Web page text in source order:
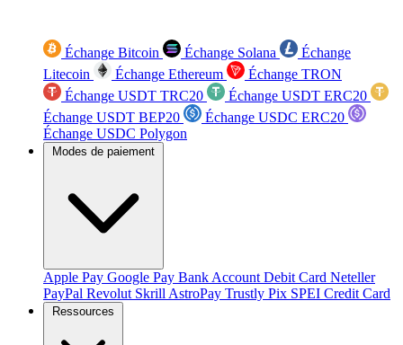
Échange Bitcoin Échange Solana
Échange
Litecoin
Échange Ethereum
Échange TRON
Échange USDT TRC20
Échange USDT ERC20
Échange USDT BEP20
Échange USDC ERC20
Échange USDC Polygon
Modes de paiement
Apple Pay Google Pay Bank Account Debit Card Neteller
PayPal Revolut Skrill AstroPay Trustly Pix SPEI Credit Card
Ressources